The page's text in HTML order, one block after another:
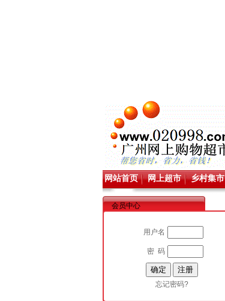
网站首页 网上超市 乡村集市
会员中心
用户名
密 码
忘记密码?